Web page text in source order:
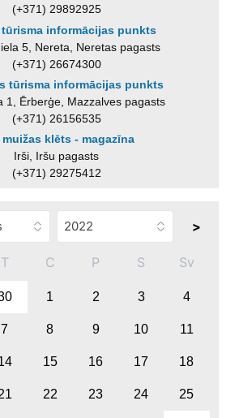
(+371) 29892925
tūrisma informācijas punkts
5, Nereta, Neretas pagasts
(+371) 26674300
tūrisma informācijas punkts
1, Ērberģe, Mazzalves pagasts
(+371) 26156535
muižas klēts - magazīna
Irši, Iršu pagasts
(+371) 29275412
>
T C P S Sv
1 2 3 4
7 8 9 10 11
15 16 17 18
22 23 24 25